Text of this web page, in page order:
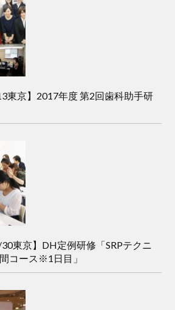
東京】2017年度 第2回歯科助手研
東京】DH定例研修「SRPテクニ
コース※1日目」